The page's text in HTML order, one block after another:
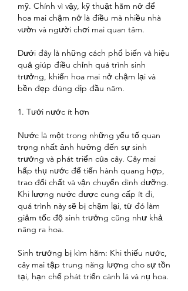
mỹ. Chính vì vậy, kỹ thuật hãm nở để
hoa mai chậm nở là điều mà nhiều nhà
vườn và người chơi mai quan tâm.
Dưới đây là những cách phổ biến và hiệu
quả giúp điều chỉnh quá trình sinh
trưởng, khiến hoa mai nở chậm lại và
bền đẹp đúng dịp đầu năm.
1. Tưới nước ít hơn
Nước là một trong những yếu tố quan
trọng nhất ảnh hưởng đến sự sinh
trưởng và phát triển của cây. Cây mai
hấp thụ nước để tiến hành quang hợp,
trao đổi chất và vận chuyển dinh dưỡng.
Khi lượng nước được cung cấp ít đi,
quá trình này sẽ bị chậm lại, từ đó làm
giảm tốc độ sinh trưởng cũng như khả
năng ra hoa.
Sinh trưởng bị kìm hãm: Khi thiếu nước,
cây mai tập trung năng lượng cho sự tồn
tại, hạn chế phát triển cành lá và nụ hoa.